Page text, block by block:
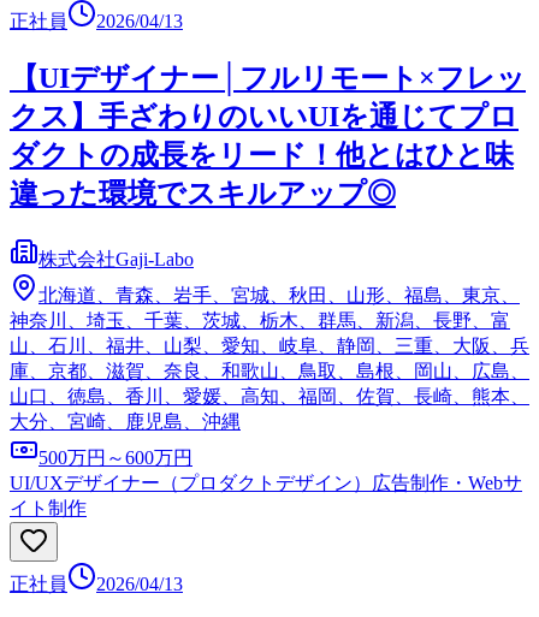
正社員 2026/04/13
【UIデザイナー│フルリモート×フレッ
クス】手ざわりのいいUIを通じてプロ
ダクトの成長をリード！他とはひと味
違った環境でスキルアップ◎
株式会社Gaji-Labo
北海道、青森、岩手、宮城、秋田、山形、福島、東京、
神奈川、埼玉、千葉、茨城、栃木、群馬、新潟、長野、富
山、石川、福井、山梨、愛知、岐阜、静岡、三重、大阪、兵
庫、京都、滋賀、奈良、和歌山、鳥取、島根、岡山、広島、
山口、徳島、香川、愛媛、高知、福岡、佐賀、長崎、熊本、
大分、宮崎、鹿児島、沖縄
500万円～600万円
UI/UXデザイナー（プロダクトデザイン）
広告制作・Webサ
イト制作
正社員 2026/04/13